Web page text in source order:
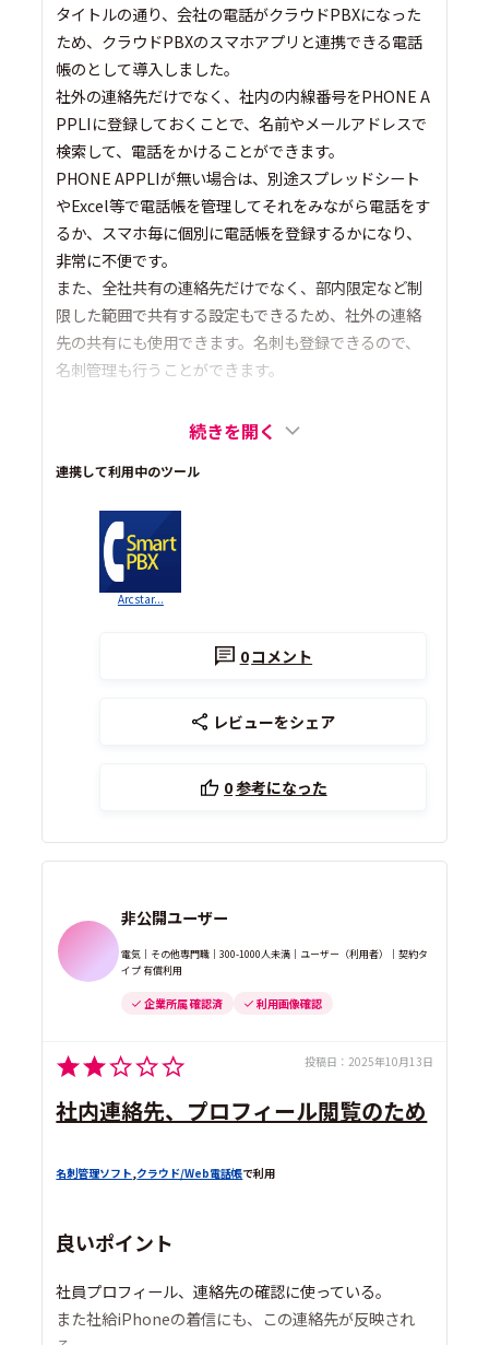
タイトルの通り、会社の電話がクラウドPBXになった
ため、クラウドPBXのスマホアプリと連携できる電話
帳のとして導入しました。
社外の連絡先だけでなく、社内の内線番号をPHONE A
PPLIに登録しておくことで、名前やメールアドレスで
検索して、電話をかけることができます。
PHONE APPLIが無い場合は、別途スプレッドシート
やExcel等で電話帳を管理してそれをみながら電話をす
るか、スマホ毎に個別に電話帳を登録するかになり、
非常に不便です。
また、全社共有の連絡先だけでなく、部内限定など制
限した範囲で共有する設定もできるため、社外の連絡
先の共有にも使用できます。名刺も登録できるので、
名刺管理も行うことができます。
続きを開く
連携して利用中のツール
Arcstar...
0コメント
レビューをシェア
0参考になった
非公開ユーザー
電気｜その他専門職｜300-1000人未満｜ユーザー（利用者）｜契約タ
イプ 有償利用
企業所属 確認済 利用画像確認
投稿日： 2025年10月13日
社内連絡先、プロフィール閲覧のため
名刺管理ソフト,クラウド/Web電話帳で利用
良いポイント
社員プロフィール、連絡先の確認に使っている。
また社給iPhoneの着信にも、この連絡先が反映され